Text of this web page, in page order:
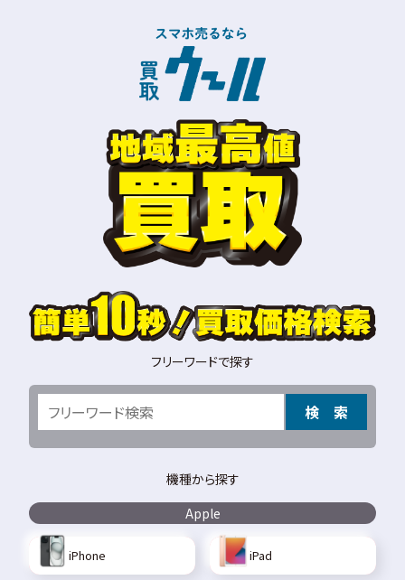
フリーワードで探す
検 索
機種から探す
Apple
iPhone iPad